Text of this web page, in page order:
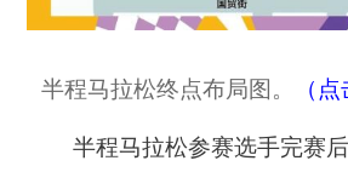
半程马拉松终点布局图。 （
半程马拉松参赛选手完赛后